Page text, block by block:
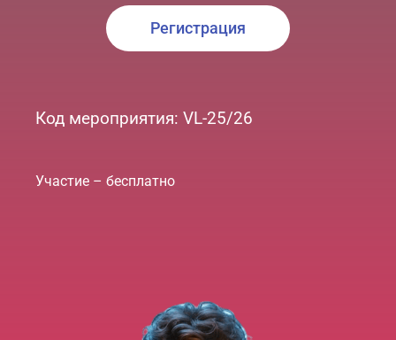
Регистрация
Код мероприятия: VL-25/26
Участие – бесплатно